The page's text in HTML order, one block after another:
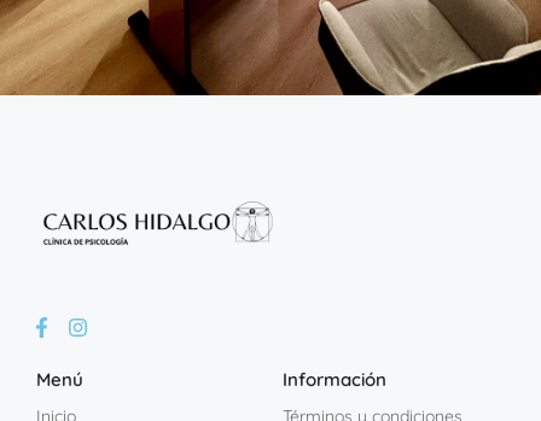
Menú
Inicio
Información
Términos y condiciones